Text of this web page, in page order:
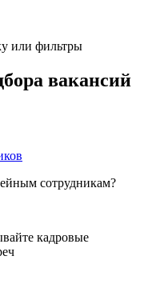
или фильтры
вакансий
сотрудникам?
кадровые